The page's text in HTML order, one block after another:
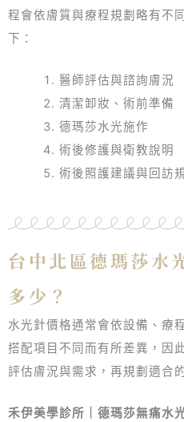
程會依膚質與療程規劃略有不
下：
醫師評估與諮詢膚況
清潔卸妝、術前準備
德瑪莎水光施作
術後修護與衛教說明
術後照護建議與回訪
台中北區德瑪莎水
多少？
水光針價格通常會依設備、療
搭配項目不同而有所差異，因
評估膚況與需求，再規劃適合
禾伊美學診所｜德瑪莎無痛水